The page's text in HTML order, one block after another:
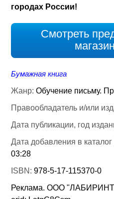
городах России!
Смотреть
Бумажная книга
Жанр:Обучение письму.
Правообладатель и/или
Дата публикации, год
Дата добавления в каталог
03:28
ISBN:978-5-17-115370-0
Реклама. ООО